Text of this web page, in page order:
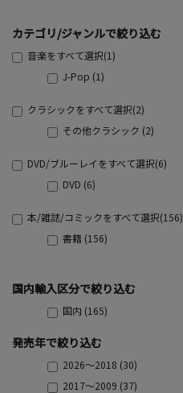
カテゴリ/ジャンルで絞り込む
音楽をすべて選択(1)
J-Pop (1)
クラシックをすべて選択(2)
その他クラシック (2)
DVD/ブルーレイをすべて選択(6)
DVD (6)
本/雑誌/コミックをすべて選択(156)
書籍 (156)
国内輸入区分で絞り込む
国内 (165)
発売年で絞り込む
2026～2018 (30)
2017～2009 (37)